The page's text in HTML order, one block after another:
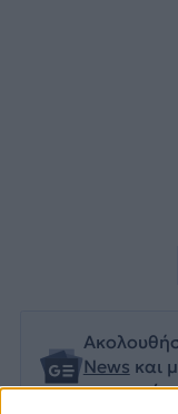
News και
για την